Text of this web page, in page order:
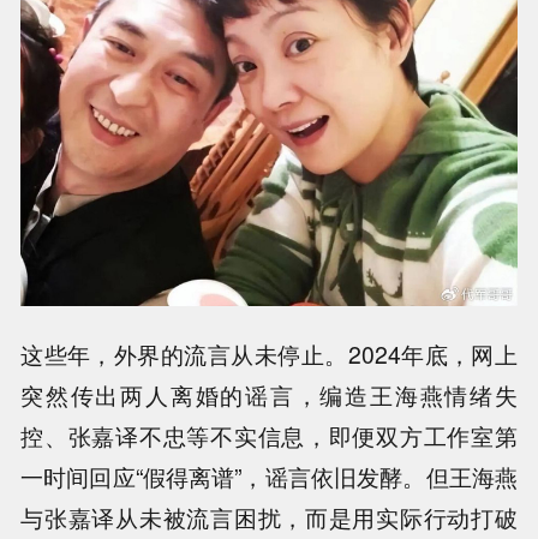
这些年，外界的流言从未停止。2024年底，网上
突然传出两人离婚的谣言，编造王海燕情绪失
控、张嘉译不忠等不实信息，即便双方工作室第
一时间回应“假得离谱”，谣言依旧发酵。但王海燕
与张嘉译从未被流言困扰，而是用实际行动打破